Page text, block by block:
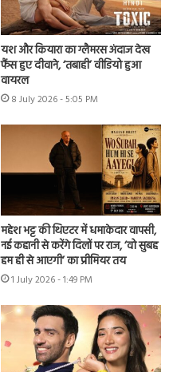
यश और कियारा का ग्लैमरस अंदाज देख
फैंस हुए दीवाने, ‘तबाही’ वीडियो हुआ
वायरल
8 July 2026 - 5:05 PM
महेश भट्ट की थिएटर में धमाकेदार वापसी,
नई कहानी से करेंगे दिलों पर राज, ‘वो सुबह
हम ही से आएगी’ का प्रीमियर तय
1 July 2026 - 1:49 PM